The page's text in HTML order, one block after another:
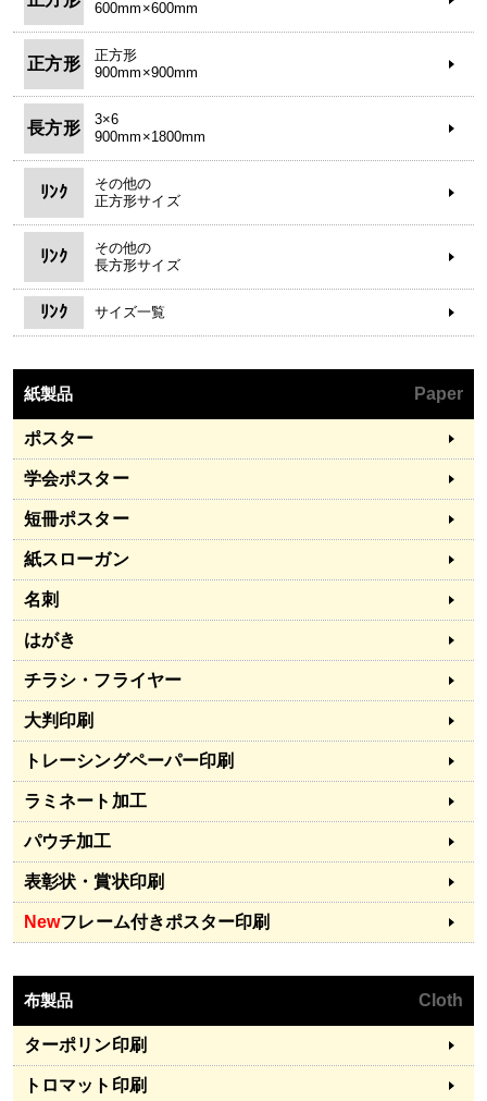
600mm×600mm
正方形
正方形
900mm×900mm
長方形
3×6
900mm×1800mm
ﾘﾝｸ
その他の
正方形サイズ
ﾘﾝｸ
その他の
長方形サイズ
ﾘﾝｸ サイズ一覧
紙製品 Paper
ポスター
学会ポスター
短冊ポスター
紙スローガン
名刺
はがき
チラシ・フライヤー
大判印刷
トレーシングペーパー印刷
ラミネート加工
パウチ加工
表彰状・賞状印刷
Newフレーム付きポスター印刷
布製品 Cloth
ターポリン印刷
トロマット印刷